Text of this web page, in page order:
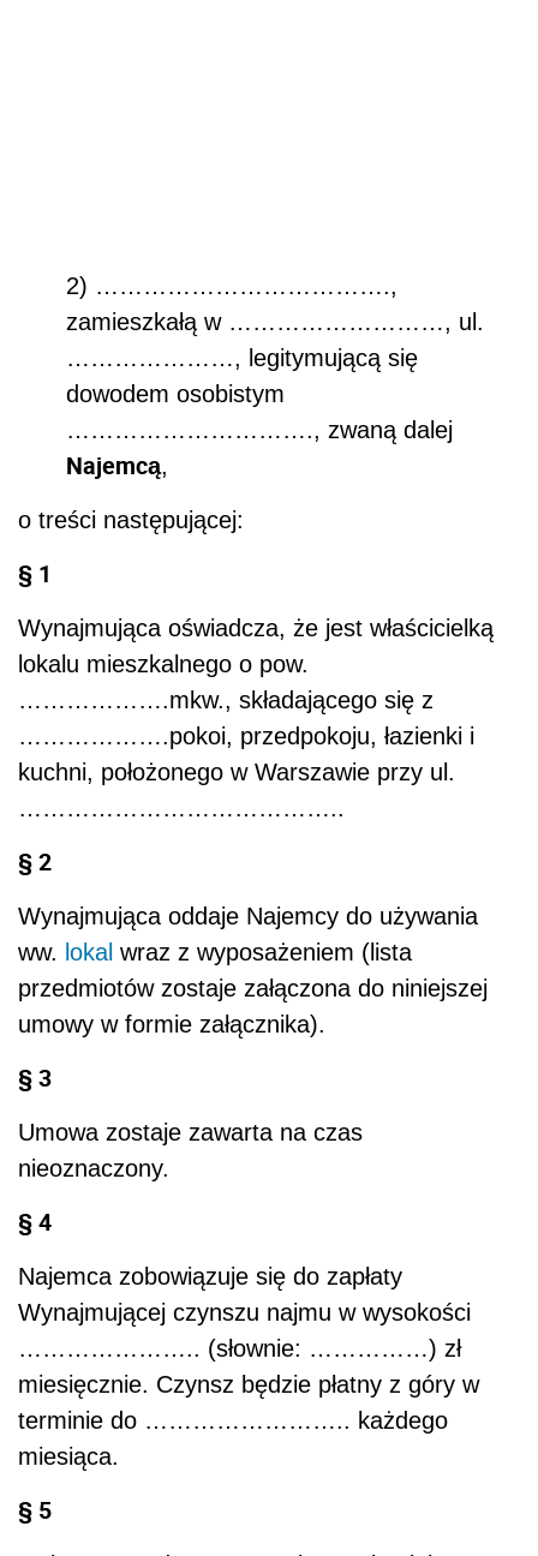
2) ……………………………….,
zamieszkałą w ………………………, ul.
…………………, legitymującą się
dowodem osobistym
…………………………., zwaną dalej
Najemcą,
o treści następującej:
§ 1
Wynajmująca oświadcza, że jest właścicielką
lokalu mieszkalnego o pow.
……………….mkw., składającego się z
……………….pokoi, przedpokoju, łazienki i
kuchni, położonego w Warszawie przy ul.
…………………………………..
§ 2
Wynajmująca oddaje Najemcy do używania
ww. lokal wraz z wyposażeniem (lista
przedmiotów zostaje załączona do niniejszej
umowy w formie załącznika).
§ 3
Umowa zostaje zawarta na czas
nieoznaczony.
§ 4
Najemca zobowiązuje się do zapłaty
Wynajmującej czynszu najmu w wysokości
………………….. (słownie: ……………) zł
miesięcznie. Czynsz będzie płatny z góry w
terminie do …………………….. każdego
miesiąca.
§ 5